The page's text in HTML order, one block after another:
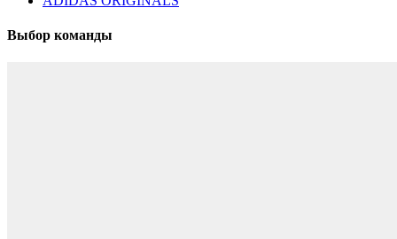
Выбор команды